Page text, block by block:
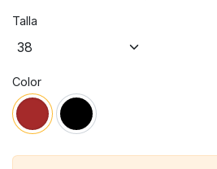
Talla
Color